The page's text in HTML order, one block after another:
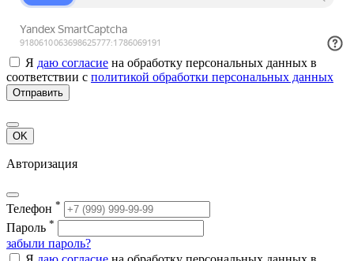
Я даю согласие на обработку персональных данных в
соответствии с политикой обработки персональных данных
Отправить
OK
Авторизация
Телефон *
Пароль *
забыли пароль?